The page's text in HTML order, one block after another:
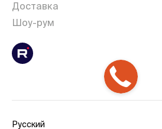
Доставка
Шоу-рум
Русский